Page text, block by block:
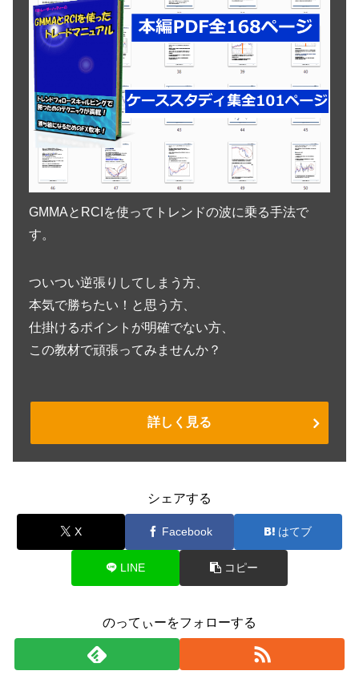
GMMAとRCIを使ってトレンドの波に乗る手法で
す。
ついつい逆張りしてしまう方、
本気で勝ちたい！と思う方、
仕掛けるポイントが明確でない方、
この教材で頑張ってみませんか？
詳しく見る
シェアする
X Facebook はてブ
LINE コピー
のってぃーをフォローする